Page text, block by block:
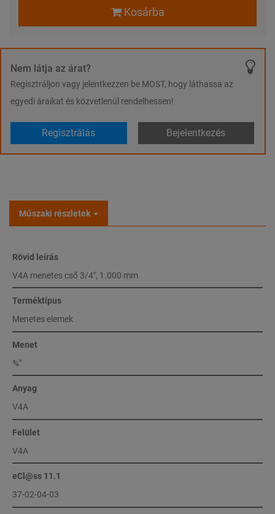
Kosárba
Nem látja az árat?
Regisztráljon vagy jelentkezzen be MOST, hogy láthassa az
egyedi áraikat és közvetlenül rendelhessen!
Regisztrálás Bejelentkezés
Műszaki részletek
Rövid leírás
V4A menetes cső 3/4", 1.000 mm
Terméktípus
Menetes elemek
Menet
¾″
Anyag
V4A
Felület
V4A
eCl@ss 11.1
37-02-04-03